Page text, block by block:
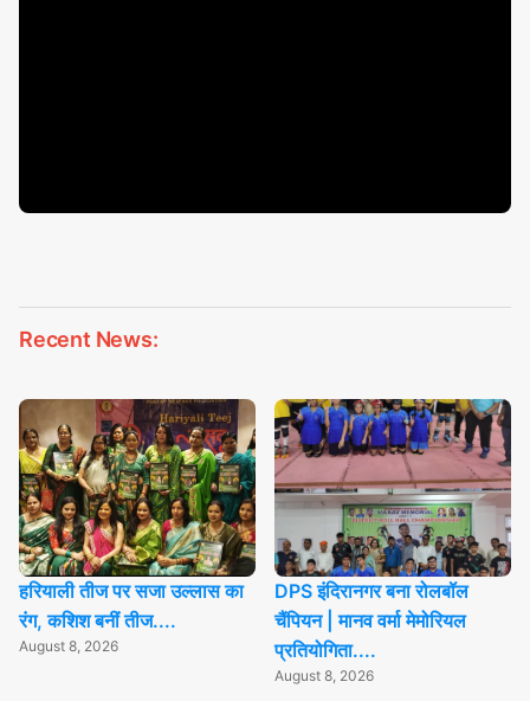
Recent News:
हरियाली तीज पर सजा उल्लास का
रंग, कशिश बनीं तीज....
August 8, 2026
DPS इंदिरानगर बना रोलबॉल
चैंपियन | मानव वर्मा मेमोरियल
प्रतियोगिता....
August 8, 2026